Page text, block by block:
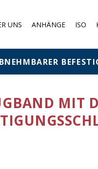
Schutz
Absturz aus
UNS ANHÄNGE ISO
MIT